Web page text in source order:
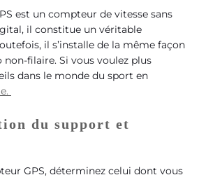
est un compteur de vitesse sans
il constitue un véritable
il s’installe de la même façon
non-filaire. Si vous voulez plus
dans le monde du sport en
du support et
GPS, déterminez celui dont vous